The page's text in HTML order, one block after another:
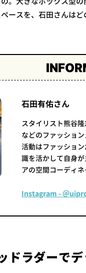
ースを、石田さんは
石田有佑さん
スタイリスト熊谷
などのファッショ
活動はファッショ
識を活かして自身
アの空間コーディネ
Instagram - ＠
ドラダーで